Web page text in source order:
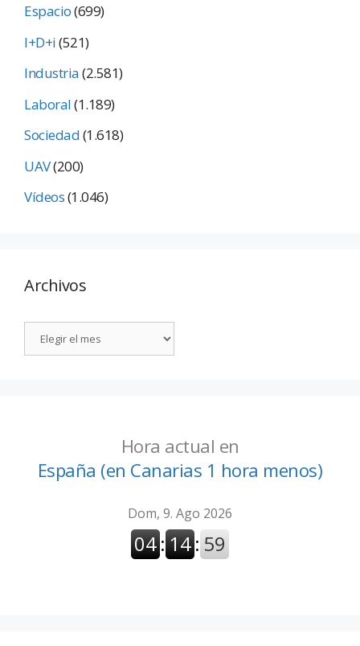
Espacio(699)
I+D+i(521)
Industria(2.581)
Laboral(1.189)
Sociedad(1.618)
UAV(200)
Vídeos(1.046)
Archivos
Hora actual en
España (en Canarias 1 hora menos)